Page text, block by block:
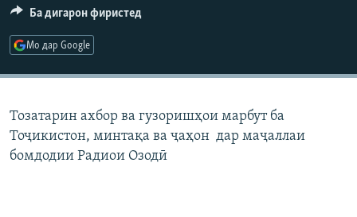
ГУЗОРИШҲОИ РАДИОӢ
Ба дигарон фиристед
Мо дар Google
Тозатарин ахбор ва гузоришҳои марбут ба
Тоҷикистон, минтақа ва ҷаҳон дар маҷаллаи
бомдодии Радиои Озодӣ